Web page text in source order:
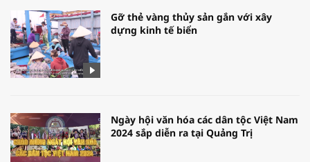
Gỡ thẻ vàng thủy sản gắn với xây
dựng kinh tế biển
Ngày hội văn hóa các dân tộc Việt Nam
2024 sắp diễn ra tại Quảng Trị